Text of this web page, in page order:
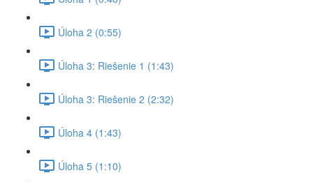
Úloha 2 (0:55)
Úloha 3: Riešenie 1 (1:43)
Úloha 3: Riešenie 2 (2:32)
Úloha 4 (1:43)
Úloha 5 (1:10)